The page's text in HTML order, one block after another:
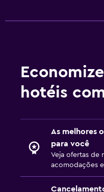
hotéis
As melhores
para você
Veja ofertas de
acomodações